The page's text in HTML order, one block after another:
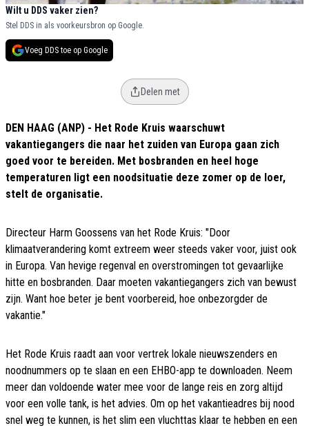
Wilt u DDS vaker zien?
Stel DDS in als voorkeursbron op Google.
Voeg DDS toe op Google
Delen met
DEN HAAG (ANP) - Het Rode Kruis waarschuwt
vakantiegangers die naar het zuiden van Europa gaan zich
goed voor te bereiden. Met bosbranden en heel hoge
temperaturen ligt een noodsituatie deze zomer op de loer,
stelt de organisatie.
Directeur Harm Goossens van het Rode Kruis: "Door
klimaatverandering komt extreem weer steeds vaker voor, juist ook
in Europa. Van hevige regenval en overstromingen tot gevaarlijke
hitte en bosbranden. Daar moeten vakantiegangers zich van bewust
zijn. Want hoe beter je bent voorbereid, hoe onbezorgder de
vakantie."
Het Rode Kruis raadt aan voor vertrek lokale nieuwszenders en
noodnummers op te slaan en een EHBO-app te downloaden. Neem
meer dan voldoende water mee voor de lange reis en zorg altijd
voor een volle tank, is het advies. Om op het vakantieadres bij nood
snel weg te kunnen, is het slim een vluchttas klaar te hebben en een